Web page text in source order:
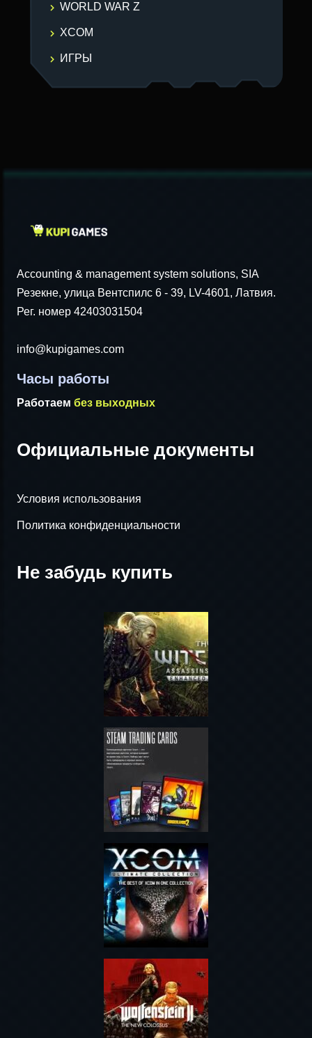
WORLD WAR Z
XCOM
ИГРЫ
Accounting & management system solutions, SIA
Резекне, улица Вентспилс 6 - 39, LV-4601, Латвия.
Рег. номер 42403031504
info@kupigames.com
Часы работы
Работаем без выходных
Официальные документы
Условия использования
Политика конфиденциальности
Не забудь купить